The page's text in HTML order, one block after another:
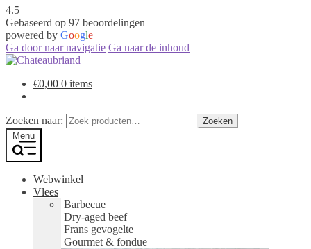
4.5
Gebaseerd op 97 beoordelingen
powered by Google
Ga door naar navigatie Ga naar de inhoud
€0,00 0 items
Zoeken naar:
Zoeken
Menu
Webwinkel
Vlees
Barbecue
Dry-aged beef
Frans gevogelte
Gourmet & fondue